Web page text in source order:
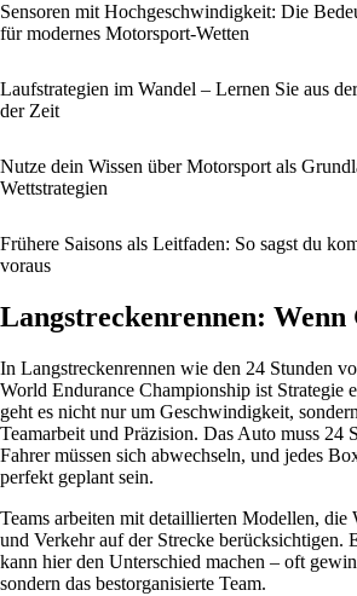
Sensoren mit Hochgeschwindigkeit: Die
für modernes Motorsport-Wetten
Laufstrategien im Wandel – Lernen Sie aus
der Zeit
Nutze dein Wissen über Motorsport als
Wettstrategien
Frühere Saisons als Leitfaden: So sagst du
voraus
Langstreckenrennen: Wenn
In Langstreckenrennen wie den 24 Stunden
World Endurance Championship ist Strategie
geht es nicht nur um Geschwindigkeit,
Teamarbeit und Präzision. Das Auto muss 24
Fahrer müssen sich abwechseln, und jedes
perfekt geplant sein.
Teams arbeiten mit detaillierten Modellen, die
und Verkehr auf der Strecke berücksichtigen.
kann hier den Unterschied machen – oft
sondern das bestorganisierte Team.